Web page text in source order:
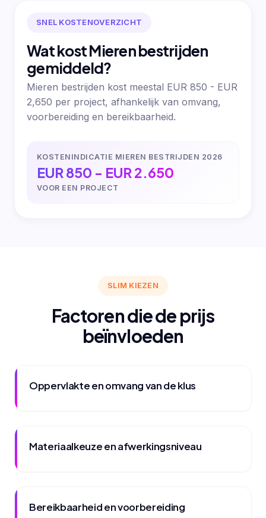
SNEL KOSTENOVERZICHT
Wat kost Mieren bestrijden
gemiddeld?
Mieren bestrijden kost meestal EUR 850 - EUR
2,650 per project, afhankelijk van omvang,
voorbereiding en bereikbaarheid.
KOSTENINDICATIE MIEREN BESTRIJDEN 2026
EUR 850 - EUR 2.650
VOOR EEN PROJECT
SLIM KIEZEN
Factoren die de prijs
beïnvloeden
Oppervlakte en omvang van de klus
Materiaalkeuze en afwerkingsniveau
Bereikbaarheid en voorbereiding